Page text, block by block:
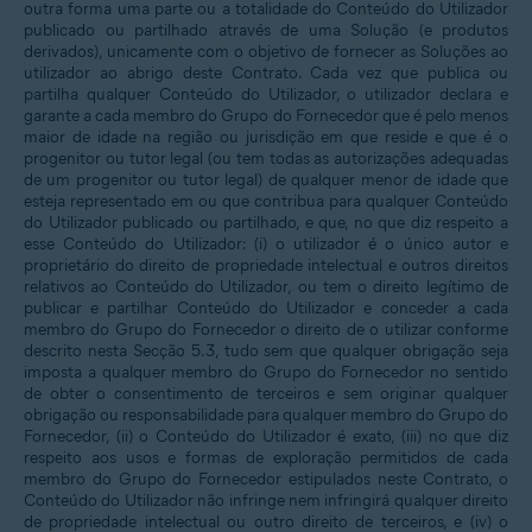
outra forma uma parte ou a totalidade do Conteúdo do Utilizador
publicado ou partilhado através de uma Solução (e produtos
derivados), unicamente com o objetivo de fornecer as Soluções ao
utilizador ao abrigo deste Contrato. Cada vez que publica ou
partilha qualquer Conteúdo do Utilizador, o utilizador declara e
garante a cada membro do Grupo do Fornecedor que é pelo menos
maior de idade na região ou jurisdição em que reside e que é o
progenitor ou tutor legal (ou tem todas as autorizações adequadas
de um progenitor ou tutor legal) de qualquer menor de idade que
esteja representado em ou que contribua para qualquer Conteúdo
do Utilizador publicado ou partilhado, e que, no que diz respeito a
esse Conteúdo do Utilizador: (i) o utilizador é o único autor e
proprietário do direito de propriedade intelectual e outros direitos
relativos ao Conteúdo do Utilizador, ou tem o direito legítimo de
publicar e partilhar Conteúdo do Utilizador e conceder a cada
membro do Grupo do Fornecedor o direito de o utilizar conforme
descrito nesta Secção 5.3, tudo sem que qualquer obrigação seja
imposta a qualquer membro do Grupo do Fornecedor no sentido
de obter o consentimento de terceiros e sem originar qualquer
obrigação ou responsabilidade para qualquer membro do Grupo do
Fornecedor, (ii) o Conteúdo do Utilizador é exato, (iii) no que diz
respeito aos usos e formas de exploração permitidos de cada
membro do Grupo do Fornecedor estipulados neste Contrato, o
Conteúdo do Utilizador não infringe nem infringirá qualquer direito
de propriedade intelectual ou outro direito de terceiros, e (iv) o